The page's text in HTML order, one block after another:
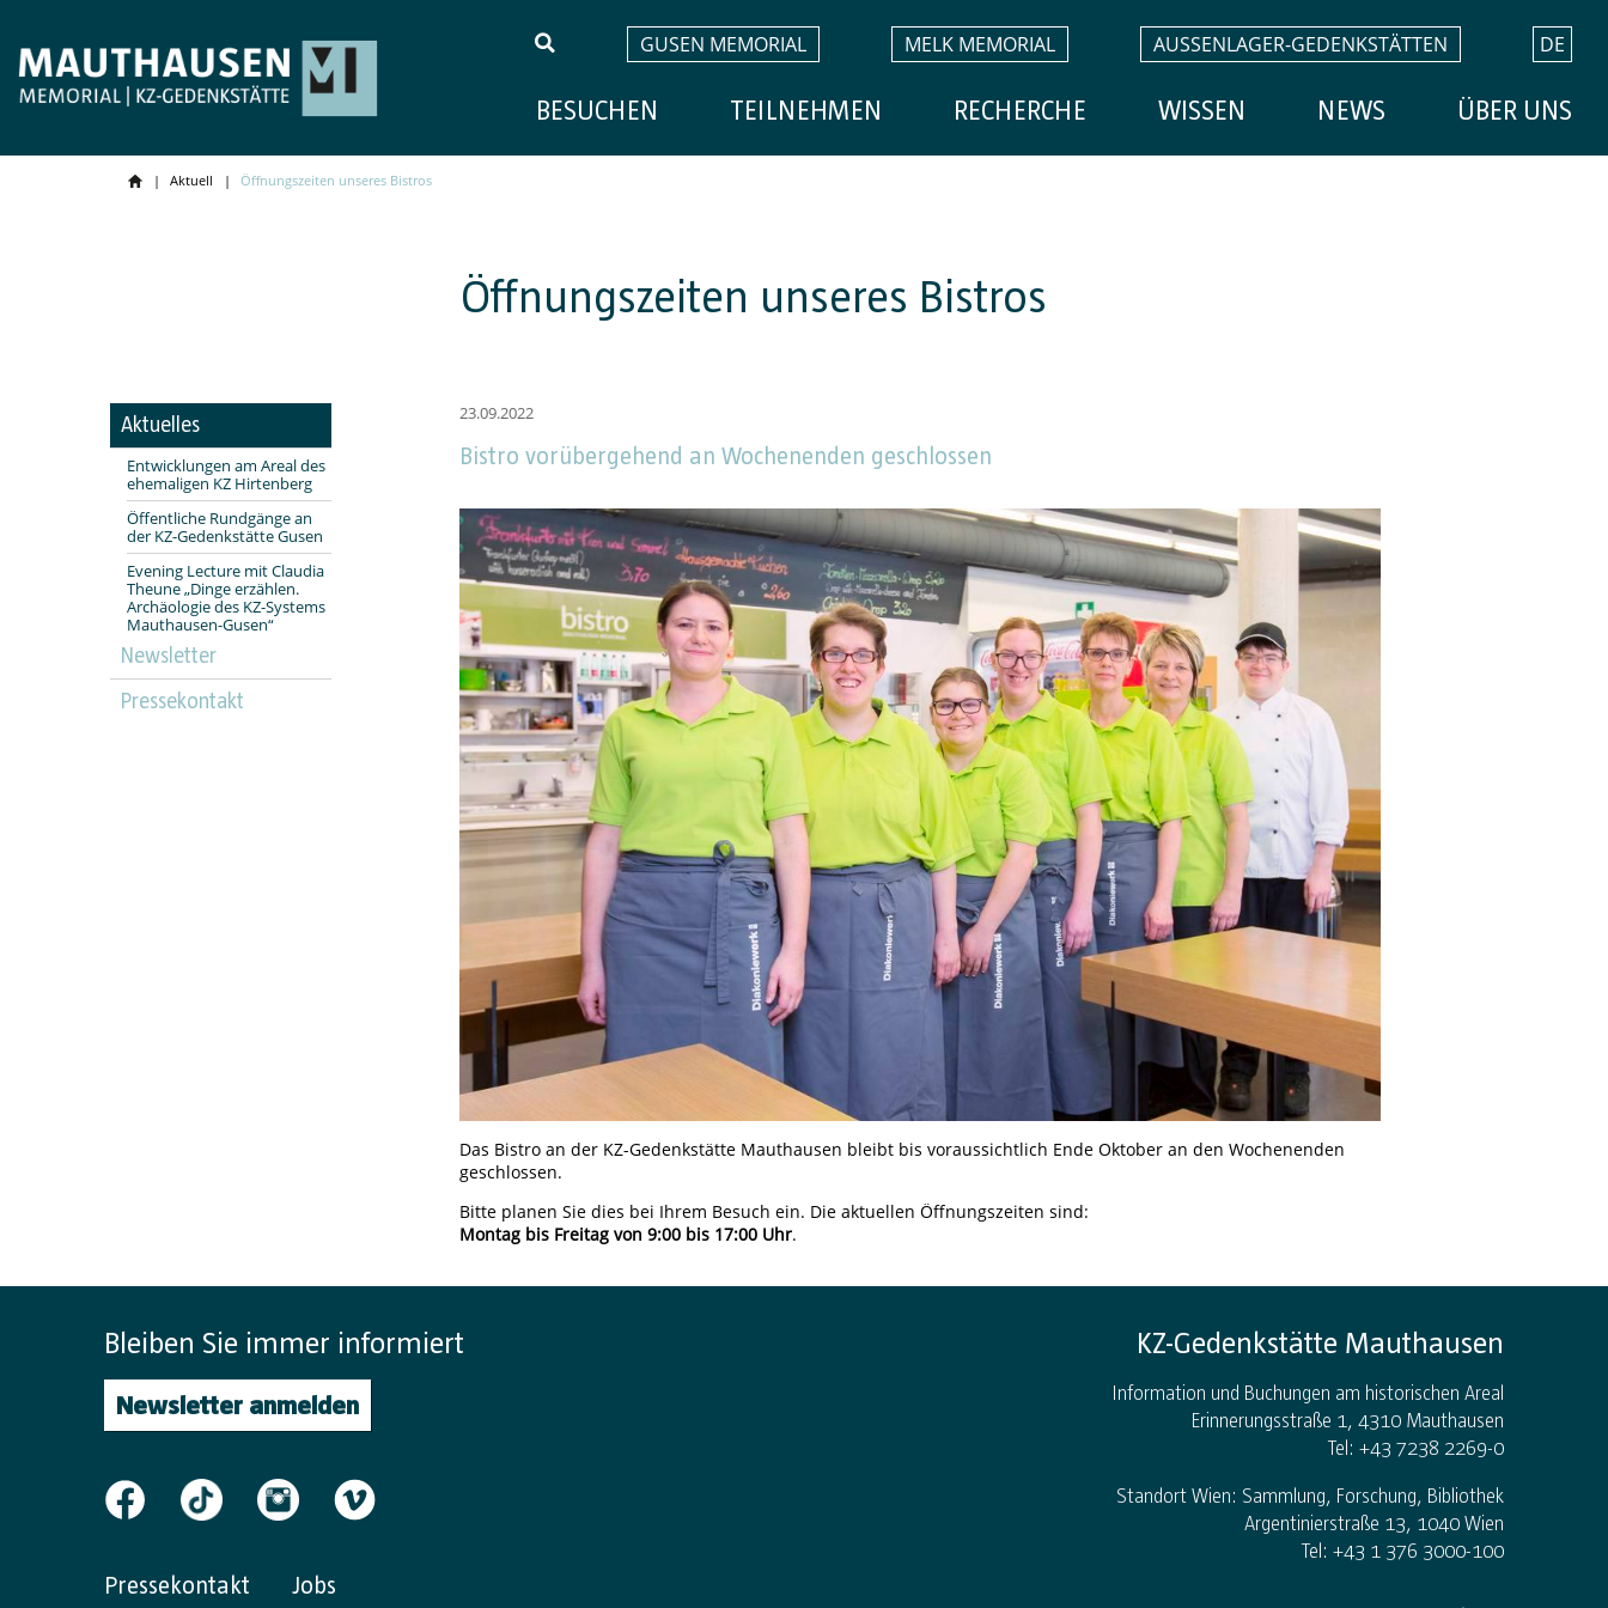
GUSEN MEMORIAL MELK MEMORIAL AUSSENLAGER-GEDENKSTÄTTEN DE
BESUCHEN TEILNEHMEN RECHERCHE WISSEN NEWS ÜBER UNS
Aktuell Öffnungszeiten unseres Bistros
Öffnungszeiten unseres Bistros
Aktuelles
Entwicklungen am Areal des
ehemaligen KZ Hirtenberg
Öffentliche Rundgänge an
der KZ-Gedenkstätte Gusen
Evening Lecture mit Claudia
Theune „Dinge erzählen.
Archäologie des KZ-Systems
Mauthausen-Gusen“
Newsletter
Pressekontakt
23.09.2022
Bistro vorübergehend an Wochenenden geschlossen
Das Bistro an der KZ-Gedenkstätte Mauthausen bleibt bis voraussichtlich Ende Oktober an den Wochenenden
geschlossen.
Bitte planen Sie dies bei Ihrem Besuch ein. Die aktuellen Öffnungszeiten sind:
Montag bis Freitag von 9:00 bis 17:00 Uhr.
Bleiben Sie immer informiert
Newsletter anmelden
Pressekontakt Jobs
KZ-Gedenkstätte Mauthausen
Information und Buchungen am historischen Areal
Erinnerungsstraße 1, 4310 Mauthausen
Tel: +43 7238 2269-0
Standort Wien: Sammlung, Forschung, Bibliothek
Argentinierstraße 13, 1040 Wien
Tel: +43 1 376 3000-100